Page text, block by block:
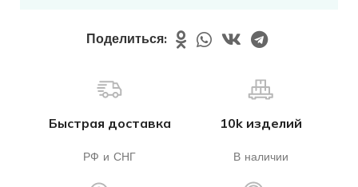
Поделиться:
Быстрая доставка
РФ и СНГ
10k изделий
В наличии